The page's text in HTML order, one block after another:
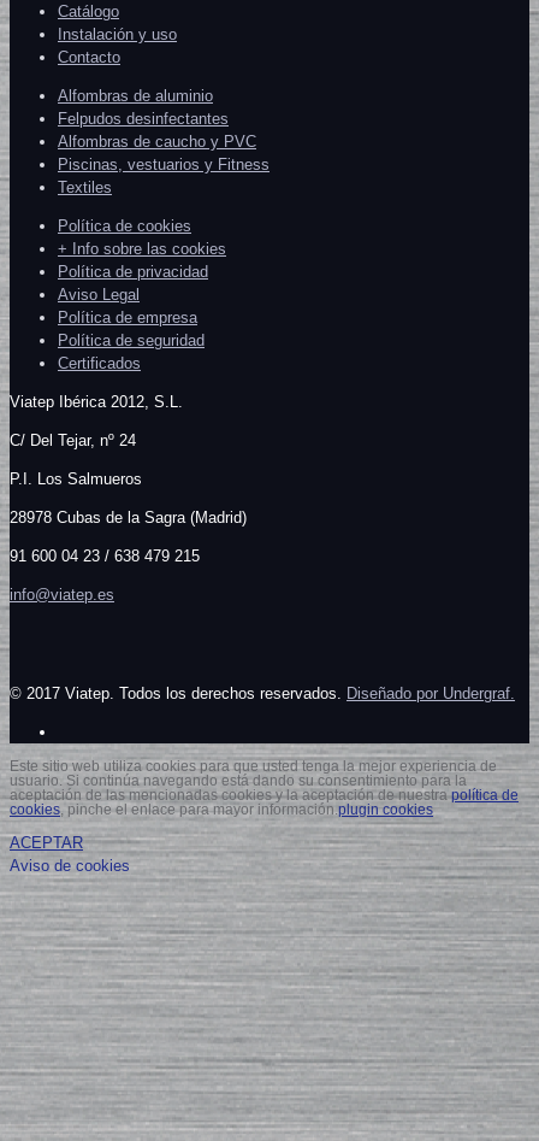
Catálogo
Instalación y uso
Contacto
Alfombras de aluminio
Felpudos desinfectantes
Alfombras de caucho y PVC
Piscinas, vestuarios y Fitness
Textiles
Política de cookies
+ Info sobre las cookies
Política de privacidad
Aviso Legal
Política de empresa
Política de seguridad
Certificados
Viatep Ibérica 2012, S.L.
C/ Del Tejar, nº 24
P.I. Los Salmueros
28978 Cubas de la Sagra (Madrid)
91 600 04 23 / 638 479 215
info@viatep.es
© 2017 Viatep. Todos los derechos reservados. Diseñado por Undergraf.
Este sitio web utiliza cookies para que usted tenga la mejor experiencia de
usuario. Si continúa navegando está dando su consentimiento para la
aceptación de las mencionadas cookies y la aceptación de nuestrapolítica de
cookies , pinche el enlace para mayor información.plugin cookies
ACEPTAR
Aviso de cookies